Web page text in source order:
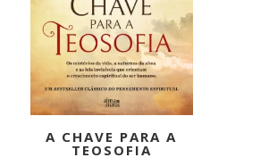
A CHAVE PARA A
TEOSOFIA